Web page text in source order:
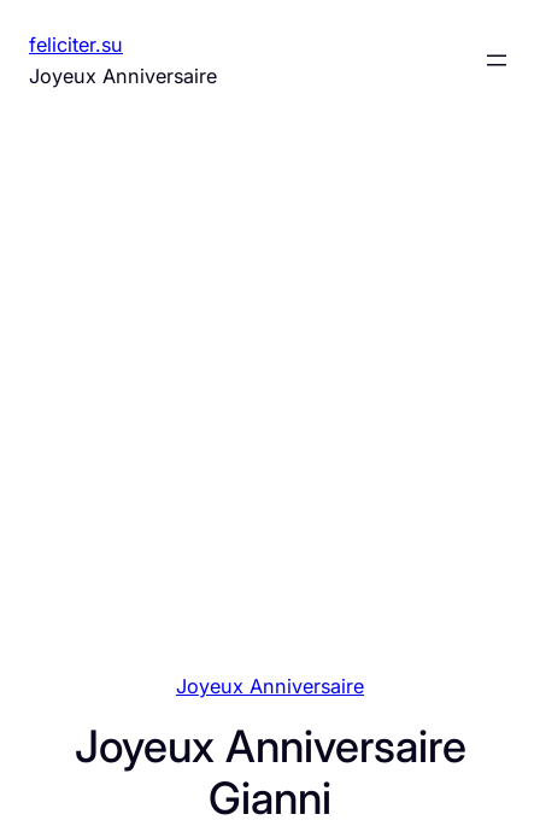
au
contenu
feliciter.su
Joyeux Anniversaire
Joyeux Anniversaire
Joyeux Anniversaire
Gianni